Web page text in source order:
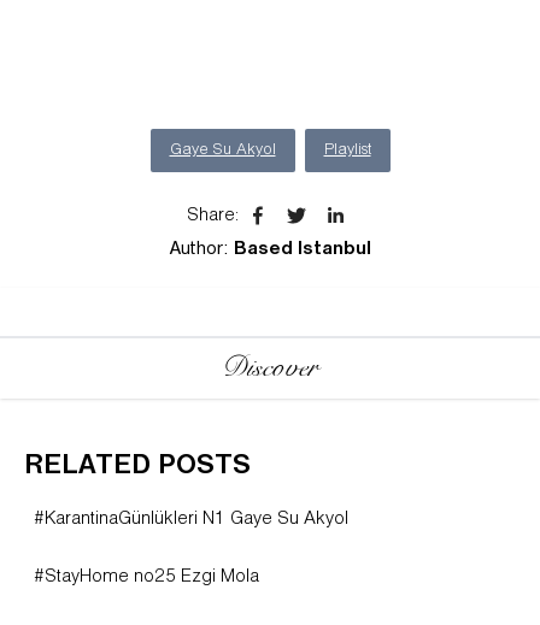
Gaye Su Akyol Playlist
Share:
Author:
Based Istanbul
Discover
RELATED POSTS
#KarantinaGünlükleri N1 Gaye Su Akyol
#StayHome no25 Ezgi Mola